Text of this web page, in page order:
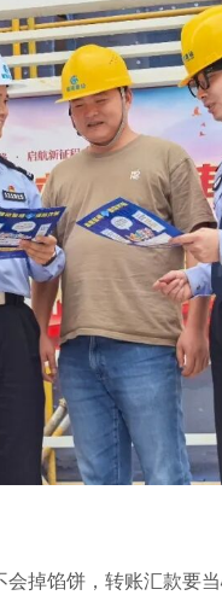
掉馅饼，转账汇款要